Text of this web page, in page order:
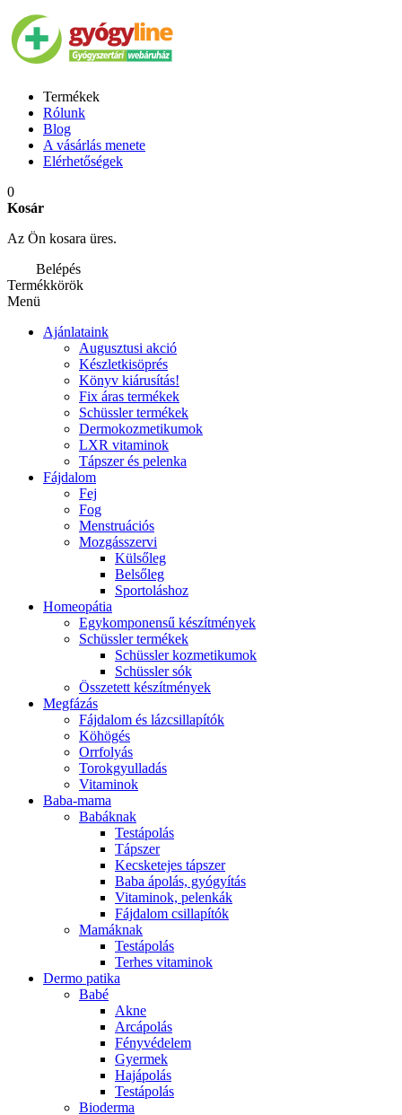
Termékek
Rólunk
Blog
A vásárlás menete
Elérhetőségek
0
Kosár
Az Ön kosara üres.
Belépés
Termékkörök
Menü
Ajánlataink
Augusztusi akció
Készletkisöprés
Könyv kiárusítás!
Fix áras termékek
Schüssler termékek
Dermokozmetikumok
LXR vitaminok
Tápszer és pelenka
Fájdalom
Fej
Fog
Menstruációs
Mozgásszervi
Külsőleg
Belsőleg
Sportoláshoz
Homeopátia
Egykomponensű készítmények
Schüssler termékek
Schüssler kozmetikumok
Schüssler sók
Összetett készítmények
Megfázás
Fájdalom és lázcsillapítók
Köhögés
Orrfolyás
Torokgyulladás
Vitaminok
Baba-mama
Babáknak
Testápolás
Tápszer
Kecsketejes tápszer
Baba ápolás, gyógyítás
Vitaminok, pelenkák
Fájdalom csillapítók
Mamáknak
Testápolás
Terhes vitaminok
Dermo patika
Babé
Akne
Arcápolás
Fényvédelem
Gyermek
Hajápolás
Testápolás
Bioderma